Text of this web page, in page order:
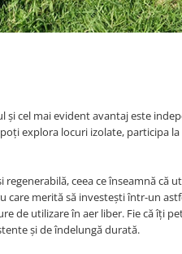
cel mai evident avantaj este
explora locuri izolate, participa
ceea ce înseamnă că
care merită să investești într-un
de utilizare în aer liber. Fie că îți
și de îndelungă durată.